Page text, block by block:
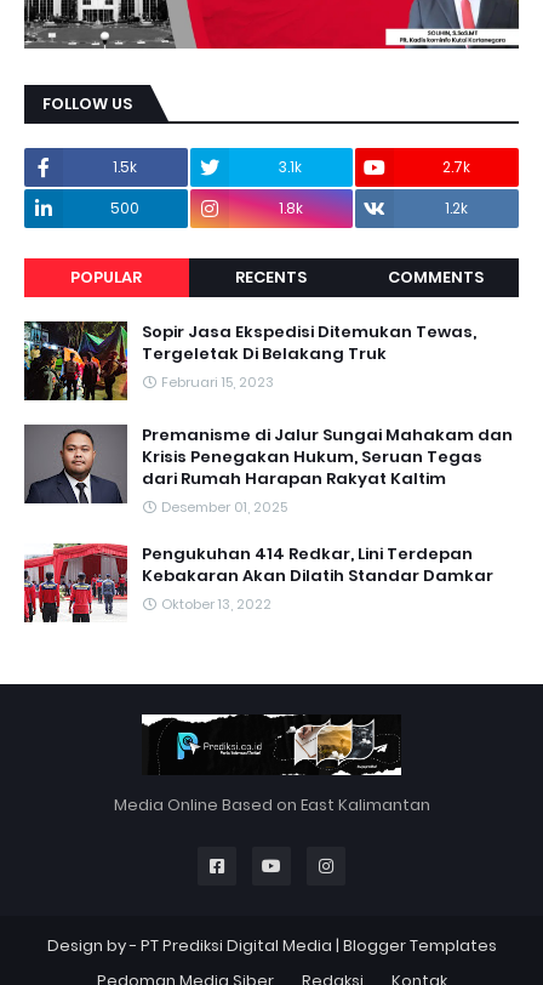
FOLLOW US
1.5k 3.1k
2.7k
500
1.8k 1.2k
POPULAR RECENTS COMMENTS
Sopir Jasa Ekspedisi Ditemukan Tewas,
Tergeletak Di Belakang Truk
Februari 15, 2023
Premanisme di Jalur Sungai Mahakam dan
Krisis Penegakan Hukum, Seruan Tegas
dari Rumah Harapan Rakyat Kaltim
Desember 01, 2025
Pengukuhan 414 Redkar, Lini Terdepan
Kebakaran Akan Dilatih Standar Damkar
Oktober 13, 2022
Media Online Based on East Kalimantan
Design by - PT Prediksi Digital Media | Blogger Templates